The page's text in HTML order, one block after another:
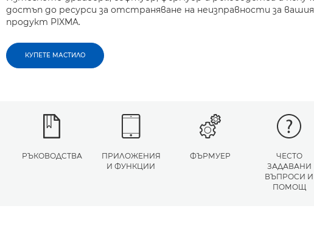
достъп до ресурси за отстраняване на неизправности за вашия
продукт PIXMA.
КУПЕТЕ МАСТИЛО
РЪКОВОДСТВА
ПРИЛОЖЕНИЯ
И ФУНКЦИИ
ФЪРМУЕР
ЧЕСТО
ЗАДАВАНИ
ВЪПРОСИ И
ПОМОЩ